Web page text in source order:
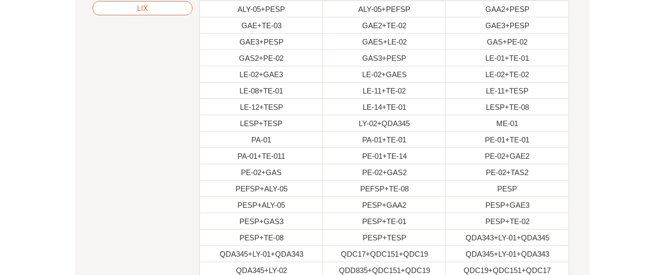
LIX ALY-05+PESP ALY-05+PEFSP
GAA2+PESP
GAE+TE-03
GAE2+TE-02
GAE3+PESP
GAE3+PESP
GAES+LE-02
GAS+PE-02
GAS2+PE-02
GAS3+PESP
LE-01+TE-01
LE-02+GAE3
LE-02+GAES
LE-02+TE-02
LE-08+TE-01
LE-11+TE-02
LE-11+TESP
LE-12+TESP
LE-14+TE-01
LESP+TE-08
LESP+TESP
LY-02+QDA345
ME-01
PA-01
PA-01+TE-01
PE-01+TE-01
PA-01+TE-011
PE-01+TE-14
PE-02+GAE2
PE-02+GAS
PE-02+GAS2
PE-02+TAS2
PEFSP+ALY-05
PEFSP+TE-08
PESP
PESP+ALY-05
PESP+GAA2
PESP+GAE3
PESP+GAS3
PESP+TE-01
PESP+TE-02
PESP+TE-08
PESP+TESP
QDA343+LY-01+QDA345
QDA345+LY-01+QDA343
QDC17+QDC151+QDC19
QDA345+LY-01+QDA343
QDA345+LY-02
QDD835+QDC151+QDC19
QDC19+QDC151+QDC17